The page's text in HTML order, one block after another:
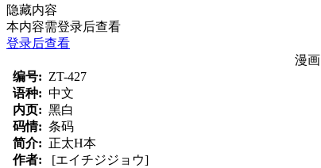
隐藏内容
本内容需登录后查看
登录后查看
漫画
编号: ZT-427
语种: 中文
内页: 黑白
码情: 条码
简介: 正太H本
作者:
[エイチジジョウ]